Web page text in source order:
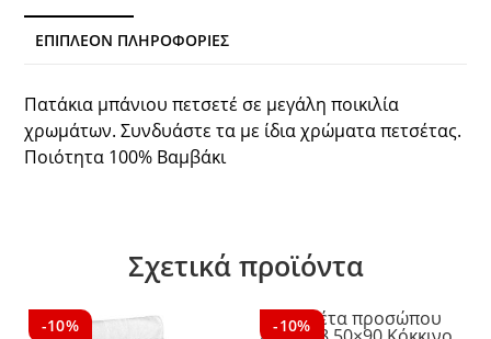
ΕΠΙΠΛΈΟΝ ΠΛΗΡΟΦΟΡΊΕΣ
Πατάκια μπάνιου πετσετέ σε μεγάλη ποικιλία
χρωμάτων. Συνδυάστε τα με ίδια χρώματα πετσέτας.
Ποιότητα 100% Βαμβάκι
Σχετικά προϊόντα
-10% -10%